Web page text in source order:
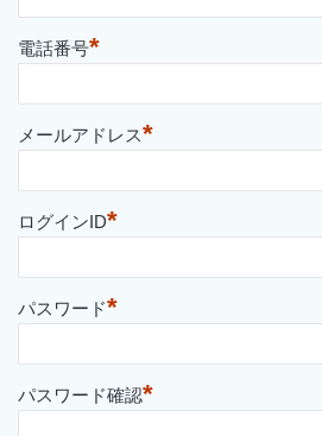
電話番号*
メールアドレス*
ログインID*
パスワード*
パスワード確認*